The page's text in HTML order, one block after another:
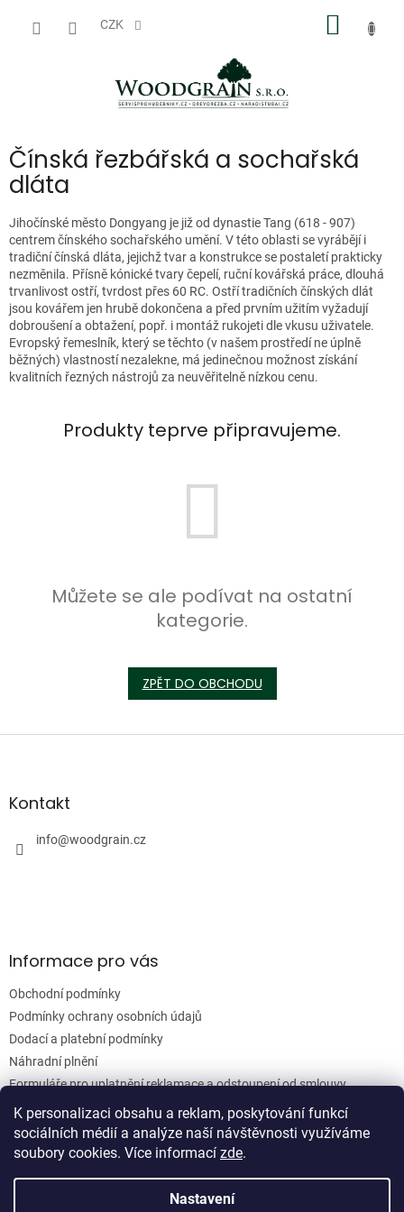
K personalizaci obsahu a reklam, poskytování funkcí
sociálních médií a analýze naší návštěvnosti využíváme
soubory cookies. Více informací zde.
Nastavení
CZK
Čínská řezbářská a sochařská
dláta
Jihočínské město Dongyang je již od dynastie Tang (618 - 907)
centrem čínského sochařského umění. V této oblasti se vyrábějí i
tradiční čínská dláta, jejichž tvar a konstrukce se postaletí prakticky
nezměnila. Přísně kónické tvary čepelí, ruční kovářská práce, dlouhá
trvanlivost ostří, tvrdost přes 60 RC. Ostří tradičních čínských dlát
jsou kovářem jen hrubě dokončena a před prvním užitím vyžadují
dobroušení a obtažení, popř. i montáž rukojeti dle vkusu uživatele.
Evropský řemeslník, který se těchto (v našem prostředí ne úplně
běžných) vlastností nezalekne, má jedinečnou možnost získání
kvalitních řezných nástrojů za neuvěřitelně nízkou cenu.
Produkty teprve připravujeme.
Můžete se ale podívat na ostatní
kategorie.
ZPĚT DO OBCHODU
Z
aKontakt
info@woodgrain.cz
Informace pro vás
Obchodní podmínky
Podmínky ochrany osobních údajů
Dodací a platební podmínky
Náhradní plnění
Formuláře pro uplatnění reklamace a odstoupení od smlouvy
Moje objednávka